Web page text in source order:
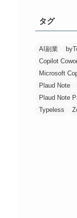
タグ
AI副業
Copilot
Microsoft
Plaud Note
Plaud Note
Typeless